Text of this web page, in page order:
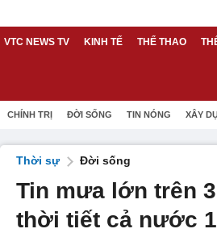
VTC NEWS TV KINH TẾ THỂ THAO
CHÍNH TRỊ ĐỜI SỐNG TIN NÓNG XÂY
Thời sự Đời sống
Tin mưa lớn trên
thời tiết cả nước